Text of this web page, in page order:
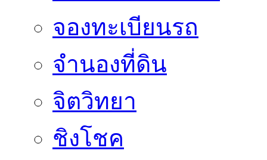
จองทะเบียนรถ
จำนองที่ดิน
จิตวิทยา
ชิงโชค